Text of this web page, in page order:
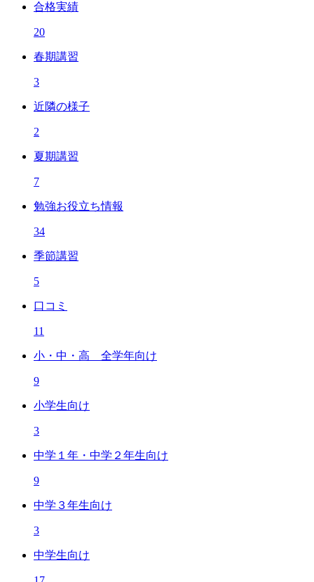
合格実績
20
春期講習
3
近隣の様子
2
夏期講習
7
勉強お役立ち情報
34
季節講習
5
口コミ
11
小・中・高 全学年向け
9
小学生向け
3
中学１年・中学２年生向け
9
中学３年生向け
3
中学生向け